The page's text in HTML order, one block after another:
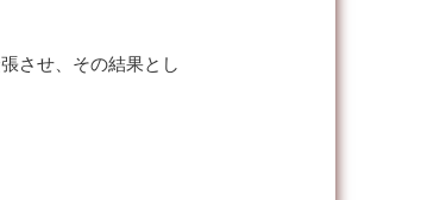
させ、その結果とし